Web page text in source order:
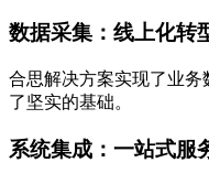
数据采集：线上化转
合思解决方案实现了业
了坚实的基础。
系统集成：一站式服